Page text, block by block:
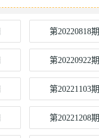
第20220818期
第20220922期
第20221103期
第20221208期